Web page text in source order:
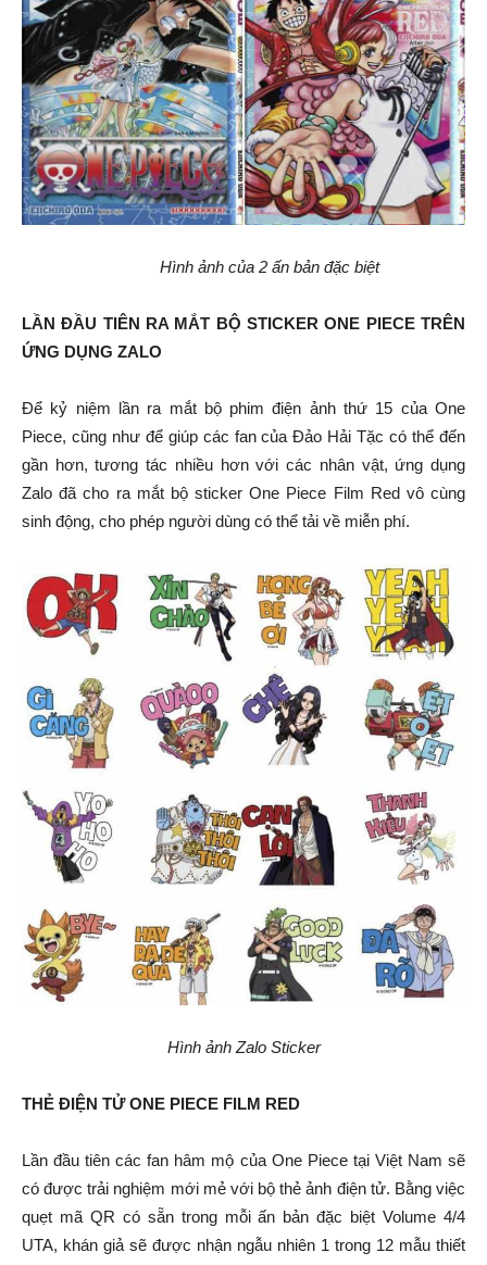
Hình ảnh của 2 ấn bản đặc biệt
LẦN ĐẦU TIÊN RA MẮT BỘ STICKER ONE PIECE TRÊN
ỨNG DỤNG ZALO
Để kỷ niệm lần ra mắt bộ phim điện ảnh thứ 15 của One
Piece, cũng như để giúp các fan của Đảo Hải Tặc có thể đến
gần hơn, tương tác nhiều hơn với các nhân vật, ứng dụng
Zalo đã cho ra mắt bộ sticker One Piece Film Red vô cùng
sinh động, cho phép người dùng có thể tải về miễn phí.
Hình ảnh Zalo Sticker
THẺ ĐIỆN TỬ ONE PIECE FILM RED
Lần đầu tiên các fan hâm mộ của One Piece tại Việt Nam sẽ
có được trải nghiệm mới mẻ với bộ thẻ ảnh điện tử. Bằng việc
quẹt mã QR có sẵn trong mỗi ấn bản đặc biệt Volume 4/4
UTA, khán giả sẽ được nhận ngẫu nhiên 1 trong 12 mẫu thiết